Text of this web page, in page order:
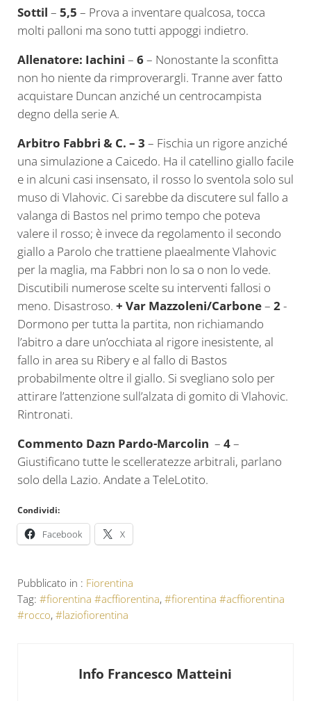
Sottil – 5,5 – Prova a inventare qualcosa, tocca
molti palloni ma sono tutti appoggi indietro.
Allenatore: Iachini – 6– Nonostante la sconfitta
non ho niente da rimproverargli. Tranne aver fatto
acquistare Duncan anziché un centrocampista
degno della serie A.
Arbitro Fabbri & C. – 3 – Fischia un rigore anziché
una simulazione a Caicedo. Ha il catellino giallo facile
e in alcuni casi insensato, il rosso lo sventola solo sul
muso di Vlahovic. Ci sarebbe da discutere sul fallo a
valanga di Bastos nel primo tempo che poteva
valere il rosso; è invece da regolamento il secondo
giallo a Parolo che trattiene plaealmente Vlahovic
per la maglia, ma Fabbri non lo sa o non lo vede.
Discutibili numerose scelte su interventi fallosi o
meno. Disastroso. + Var Mazzoleni/Carbone– 2-
Dormono per tutta la partita, non richiamando
l’abitro a dare un’occhiata al rigore inesistente, al
fallo in area su Ribery e al fallo di Bastos
probabilmente oltre il giallo. Si svegliano solo per
attirare l’attenzione sull’alzata di gomito di Vlahovic.
Rintronati.
Commento Dazn Pardo-Marcolin – 4–
Giustificano tutte le scelleratezze arbitrali, parlano
solo della Lazio. Andate a TeleLotito.
Condividi:
Facebook X
Pubblicato in : Fiorentina
Tag: #fiorentina #acffiorentina, #fiorentina #acffiorentina
#rocco, #laziofiorentina
Info Francesco Matteini